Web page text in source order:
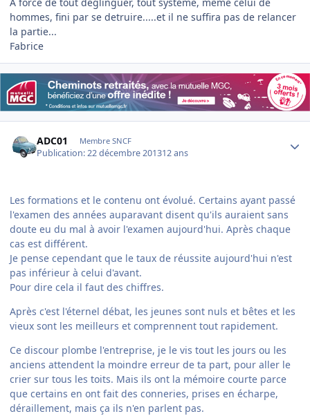
hommes, fini par se detruire.....et il ne suffira pas de relancer
la partie...
Fabrice
ADC01 Membre SNCF
Publication:22 décembre 201312 ans
Les formations et le contenu ont évolué. Certains ayant passé
l'examen des années auparavant disent qu'ils auraient sans
doute eu du mal à avoir l'examen aujourd'hui. Après chaque
cas est différent.
Je pense cependant que le taux de réussite aujourd'hui n'est
pas inférieur à celui d'avant.
Pour dire cela il faut des chiffres.
Après c'est l'éternel débat, les jeunes sont nuls et bêtes et les
vieux sont les meilleurs et comprennent tout rapidement.
Ce discour plombe l'entreprise, je le vis tout les jours ou les
anciens attendent la moindre erreur de ta part, pour aller le
crier sur tous les toits. Mais ils ont la mémoire courte parce
que certains en ont fait des conneries, prises en écharpe,
déraillement, mais ça ils n'en parlent pas.